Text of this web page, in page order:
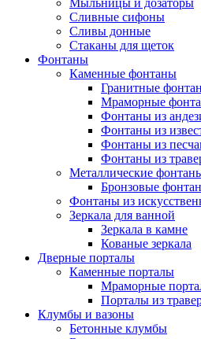
Мыльницы и дозаторы
Сливные сифоны
Сливы донные
Стаканы для щеток
Фонтаны
Каменные фонтаны
Гранитные
Мраморные
Фонтаны из
Фонтаны из
Фонтаны из
Фонтаны из
Металлические
Бронзовые
Фонтаны из
Зеркала для ванной
Зеркала в камне
Кованые зеркала
Дверные порталы
Каменные порталы
Мраморные
Порталы из
Клумбы и вазоны
Бетонные клумбы